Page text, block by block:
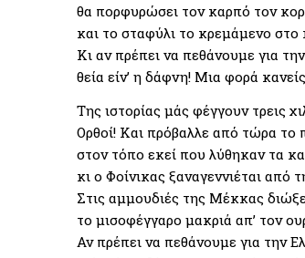
θα πορφυρώσει τον καρπό τον
και το σταφύλι το κρεμάμενο στο
Κι αν πρέπει να πεθάνουμε για
θεία είν’ η δάφνη! Μια φορά
Της ιστορίας μάς φέγγουν τρεις
Ορθοί! Και πρόβαλλε από τώρα το
στον τόπο εκεί που λύθηκαν τα
κι ο Φοίνικας ξαναγεννιέται από
Στις αμμουδιές της Μέκκας διώξε
το μισοφέγγαρο μακριά απ’ τον
Αν πρέπει να πεθάνουμε για την